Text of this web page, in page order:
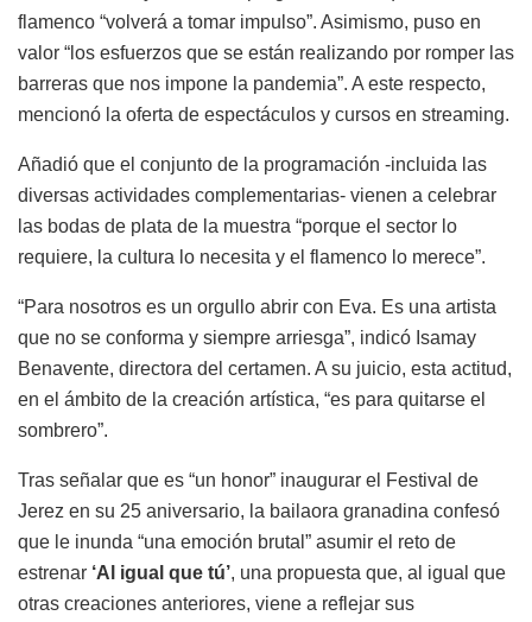
flamenco “volverá a tomar impulso”. Asimismo, puso en
valor “los esfuerzos que se están realizando por romper las
barreras que nos impone la pandemia”. A este respecto,
mencionó la oferta de espectáculos y cursos en streaming.
Añadió que el conjunto de la programación -incluida las
diversas actividades complementarias- vienen a celebrar
las bodas de plata de la muestra “porque el sector lo
requiere, la cultura lo necesita y el flamenco lo merece”.
“Para nosotros es un orgullo abrir con Eva. Es una artista
que no se conforma y siempre arriesga”, indicó Isamay
Benavente, directora del certamen. A su juicio, esta actitud,
en el ámbito de la creación artística, “es para quitarse el
sombrero”.
Tras señalar que es “un honor” inaugurar el Festival de
Jerez en su 25 aniversario, la bailaora granadina confesó
que le inunda “una emoción brutal” asumir el reto de
estrenar ‘Al igual que tú’, una propuesta que, al igual que
otras creaciones anteriores, viene a reflejar sus